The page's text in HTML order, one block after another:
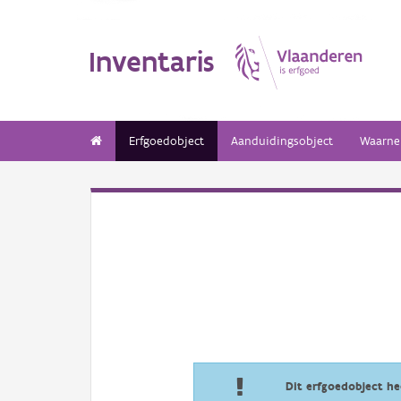
Inventaris
Erfgoedobject Aanduidingsobject
Dit erfgoedobject